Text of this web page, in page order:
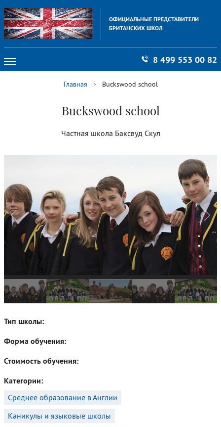
ОФИЦИАЛЬНЫЕ ПРЕДСТАВИТЕЛИ
БРИТАНСКИХ ШКОЛ
8 499 553 00 82
НОВОСТИ
СТАТЬИ
КОНТАКТЫ
Обучение в частных школах Англии
Средние школы Великобритании
Языковые курсы в Великобритании
Вузы Великобритании
Летние лагеря
Частные школы-пансионы Англии
Главная Buckswood school
Buckswood school
Частная школа Баксвуд Скул
Тип школы
Форма обучения
Стоимость обучения
Категории
Среднее образование в Англии
Каникулы и языковые школы